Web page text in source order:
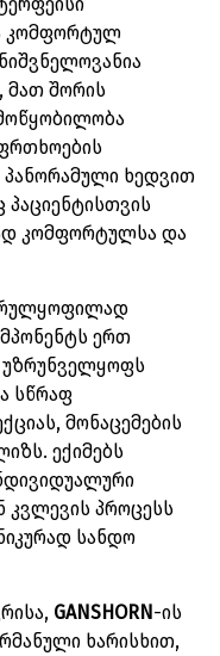
კომფორტულ
, მათ შორის
პანორამული ხედვით
პაციენტისთვის
კომფორტულსა და
ერთ
უზრუნველყოფს
სწრაფ
, მონაცემების
. ექიმებს
კვლევის პროცესს
სანდო
, GANSHORN-ის
ხარისხით,